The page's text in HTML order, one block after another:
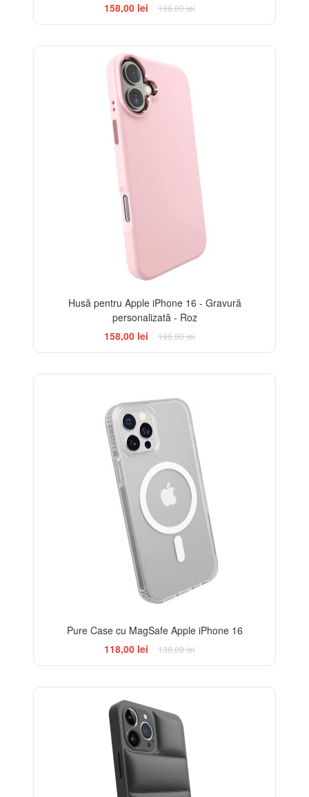
158,00 lei
198,00 lei
Husă pentru Apple iPhone 16 - Gravură
personalizată - Roz
158,00 lei
198,00 lei
Pure Case cu MagSafe Apple iPhone 16
118,00 lei
138,00 lei